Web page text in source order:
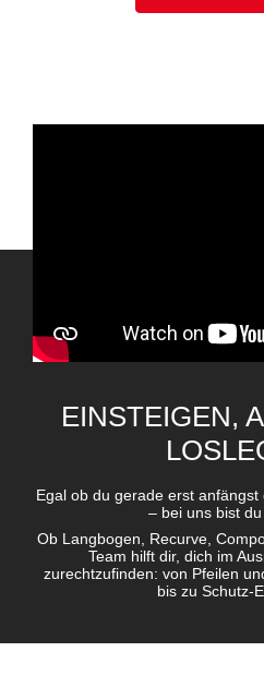
EINSTEIGEN,
Egal ob du gerade erst
– bei uns bist
Ob Langbogen, Recurve,
Team hilft dir, dich im
zurechtzufinden: von Pfeilen
bis zu Schutz-